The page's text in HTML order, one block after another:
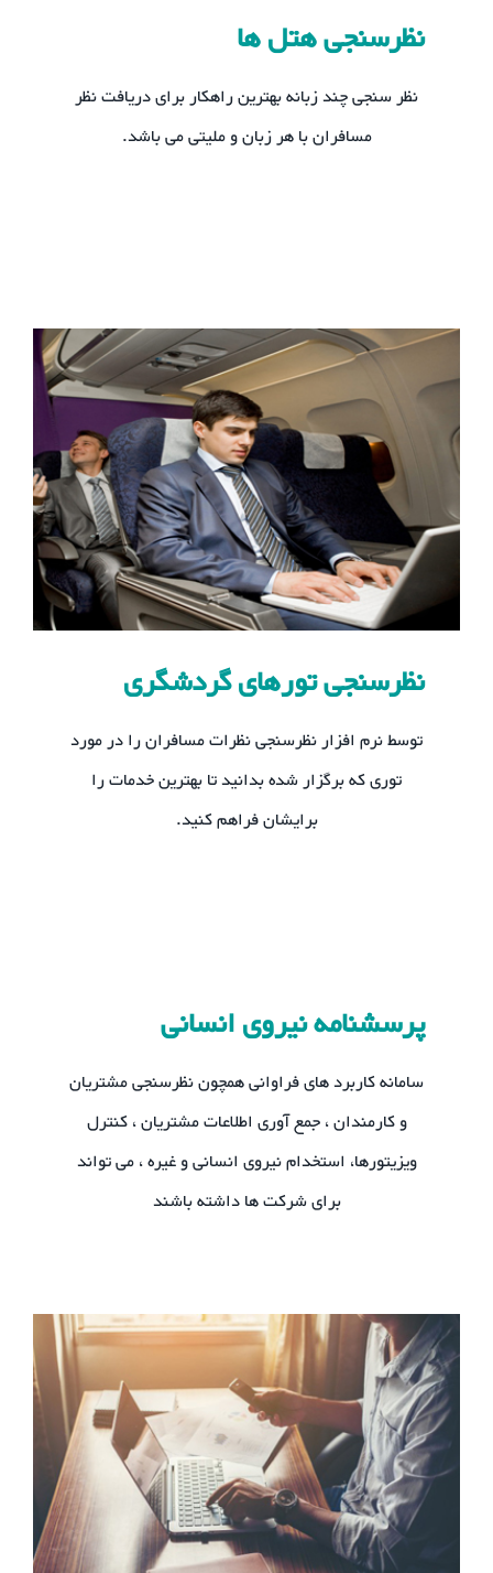
نظرسنجی هتل ها
نظر سنجی چند زبانه بهترین راهکار برای دریافت نظر
مسافران با هر زبان و ملیتی می باشد.
نظرسنجی تورهای گردشگری
توسط نرم افزار نظرسنجی نظرات مسافران را در مورد
توری که برگزار شده بدانید تا بهترین خدمات را
برایشان فراهم کنید.
پرسشنامه نیروی انسانی
سامانه کاربرد های فراوانی همچون نظرسنجی مشتریان
و کارمندان ، جمع آوری اطلاعات مشتریان ، کنترل
ویزیتورها، استخدام نیروی انسانی و غیره ، می تواند
برای شرکت ها داشته باشند